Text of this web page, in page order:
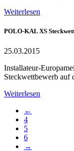
Weiterlesen
POLO-KAL XS
25.03.2015
Installateur-
Steckwettbewerb auf
Weiterlesen
←
4
5
6
→